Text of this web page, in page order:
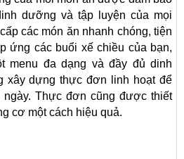
dưỡng và tập luyện của mọi
các món ăn nhanh chóng, tiện
ứng các buổi xế chiều của bạn,
menu đa dạng và đầy đủ dinh
xây dựng thực đơn linh hoạt để
Thực đơn cũng được thiết
cơ một cách hiệu quả.